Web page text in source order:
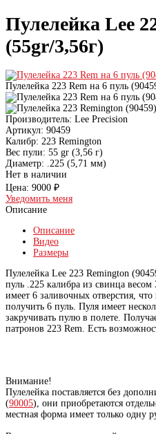
Пулелейка Lee
(55gr/3,56г)
Пулелейка 223 Rem на 6 пуль
Производитель: Lee Precision
Артикул: 90459
Калибр: 223 Remington
Вес пули: 55 gr (3,56 г)
Диаметр: .225 (5,71 мм)
Нет в наличии
Цена: 9000 ₽
Уведомить меня
Описание
Описание
Видео
Размеры
Пулелейка Lee 223 Remington
пуль .225 калибра из свинца
имеет 6 заливочных отверстия,
получить 6 пуль. Пуля имеет
закручивать пулю в полете.
патронов 223 Rem. Есть
Внимание!
Пулелейка поставляется без
(90005), они приобретаются
местная форма имеет только одну